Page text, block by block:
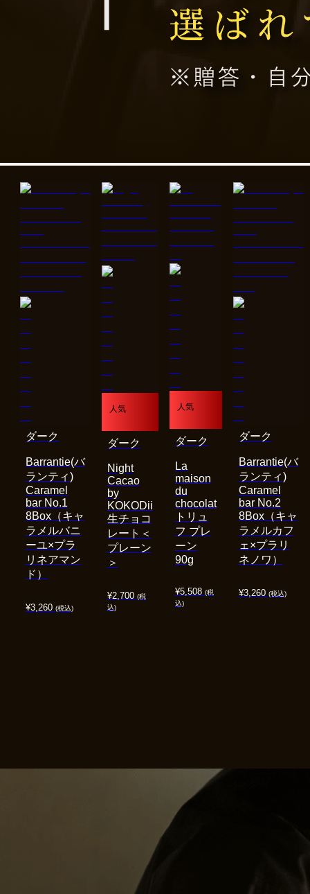
¥3,260 (税込)
Barrantie(バ
ランティ)
Caramel
bar No.1
8Box（キャ
ラメルバニ
ーユ×プラ
リネアマン
ド）
ダーク
人気
¥2,700 (税
込)
Night
Cacao
by
KOKODii
生チョコ
レート＜
プレーン
＞
ダーク
人気
¥5,508 (税
込)
La
maison
du
chocolat
トリュ
フ プレ
ーン
90g
ダーク
¥3,260 (税込)
Barrantie(バ
ランティ)
Caramel
bar No.2
8Box（キャ
ラメルカフ
ェ×プラリ
ネノワ）
ダーク